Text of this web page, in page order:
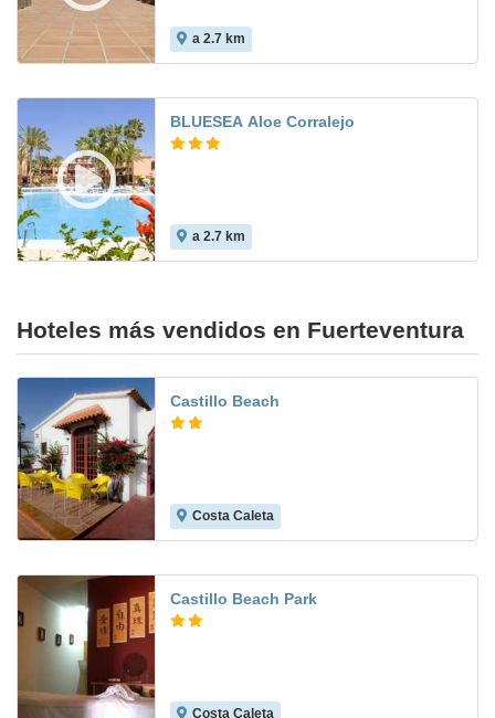
a 2.7 km
BLUESEA Aloe Corralejo
a 2.7 km
Hoteles más vendidos en Fuerteventura
Castillo Beach
Costa Caleta
Castillo Beach Park
Costa Caleta